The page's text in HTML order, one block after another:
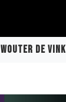
Wouter de Vink